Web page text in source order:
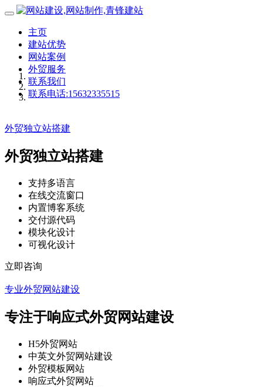
主页
建站优势
网站案例
外贸服务
联系我们
联系电话:15632335515
外贸独立站搭建
外贸独立站搭建
支持多语言
在线交流窗口
内置博客系统
交付源代码
模块化设计
可视化设计
立即咨询
专业外贸网站建设
专注于响应式外贸网站建设
H5外贸网站
中英文外贸网站建设
外贸模板网站
响应式外贸网站